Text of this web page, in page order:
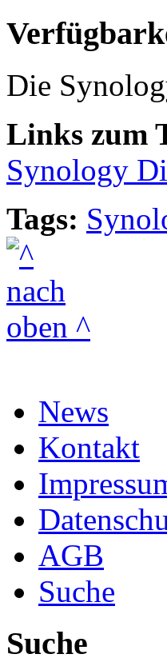
Die
Links zum
Synology
Tags:
News
Kontakt
AGB
Suche
Suche